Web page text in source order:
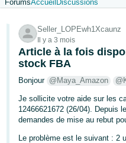
文
-
CN
中
文
-
TW
ForumsAccueil Discussions
Seller_LOPEwh1Xcaunz
Il y a 3 mois
Article à la fois
stock FBA
Bonjour @Maya_Amazon
Je sollicite votre aide sur les
12466621672 (26/04). Depuis
demandes de mise au rebut
Le problème est le suivant : 2